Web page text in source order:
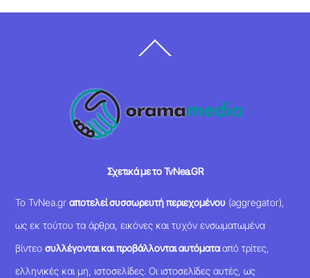
To
Σχετικά με το TvNea.GR
Το TvNea.grαποτελεί συσσωρευτή περιεχομένου (aggregator),
ως εκ τούτου τα άρθρα, εικόνες και τυχόν ενσωματωμένα
βίντεοσυλλέγονται και προβάλλονται αυτόματααπό τρίτες,
ελληνικές και μη, ιστοσελίδες. Οι ιστοσελίδες αυτές, ως